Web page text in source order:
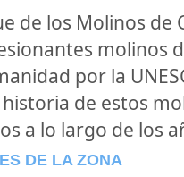
de los Molinos de
molinos
por la
de estos
a lo largo de los
DE LA ZONA